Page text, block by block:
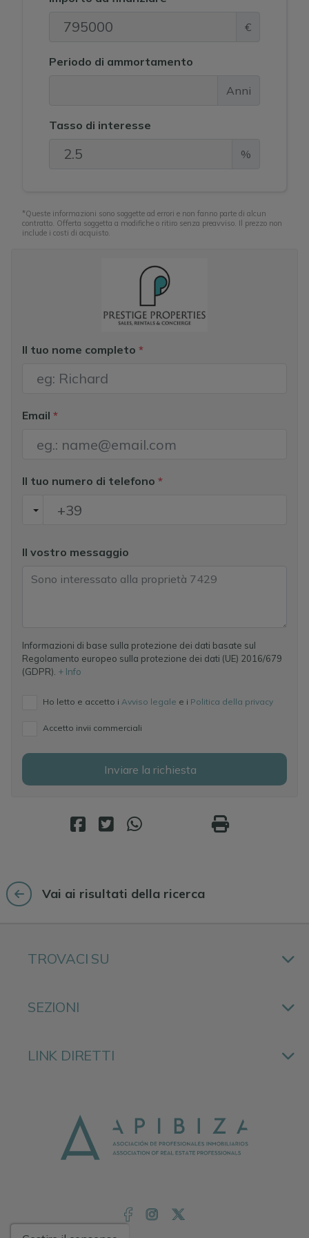
Il venditore è attualmente in attesa del permesso di
una stima aggiornata quando arriverà.
€
Periodo di ammortamento
Anni
Tasso di interesse
%
*Queste informazioni sono soggette ad errori e non fanno parte di alcun
contratto. Offerta soggetta a modifiche o ritiro senza preavviso. Il prezzo non
include i costi di acquisto.
Il tuo nome completo *
Email *
Il tuo numero di telefono *
Il vostro messaggio
Informazioni di base sulla protezione dei dati basate sul
Regolamento europeo sulla protezione dei dati (UE) 2016/679
(GDPR). + Info
Ho letto e accetto i Avviso legale e i Politica della privacy
Accetto invii commerciali
Inviare la richiesta
Vai ai risultati della ricerca
TROVACI SU
SEZIONI
LINK DIRETTI